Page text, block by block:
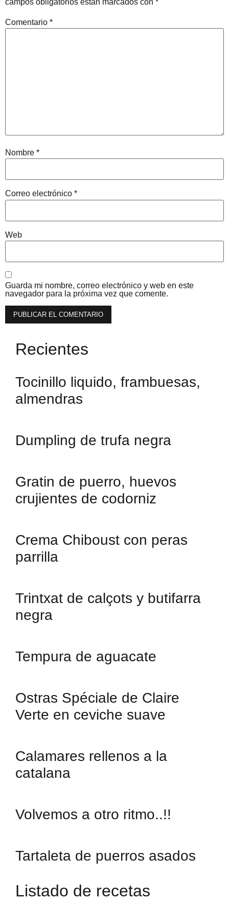
campos obligatorios están marcados con *
Comentario *
Nombre *
Correo electrónico *
Web
Guarda mi nombre, correo electrónico y web en este
navegador para la próxima vez que comente.
Recientes
Tocinillo liquido, frambuesas,
almendras
Dumpling de trufa negra
Gratin de puerro, huevos
crujientes de codorniz
Crema Chiboust con peras
parrilla
Trintxat de calçots y butifarra
negra
Tempura de aguacate
Ostras Spéciale de Claire
Verte en ceviche suave
Calamares rellenos a la
catalana
Volvemos a otro ritmo..!!
Tartaleta de puerros asados
Listado de recetas